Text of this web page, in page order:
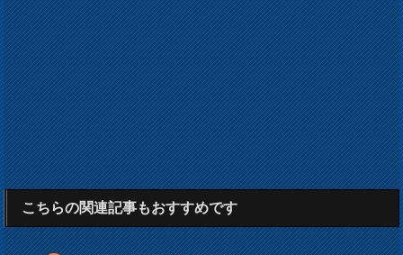
こちらの関連記事もおすすめです